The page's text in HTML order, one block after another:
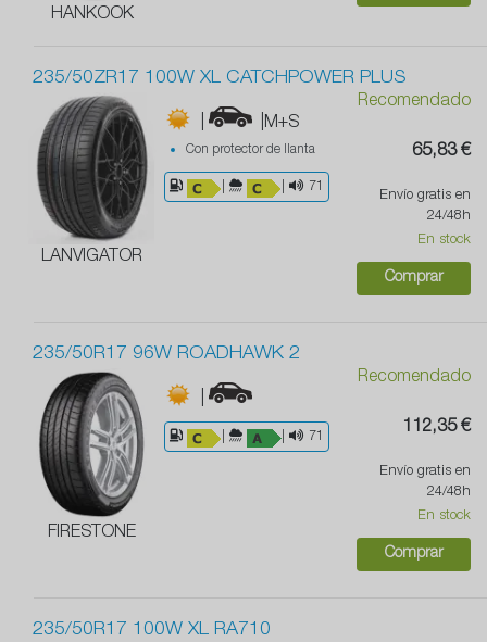
HANKOOK
235/50ZR17 100W XL CATCHPOWER PLUS
LANVIGATOR
| |M+S
Con protector de llanta
71
Recomendado
65,83 €
Envío gratis en
24/48h
En stock
Comprar
235/50R17 96W ROADHAWK 2
FIRESTONE
|
71
Recomendado
112,35 €
Envío gratis en
24/48h
En stock
Comprar
235/50R17 100W XL RA710